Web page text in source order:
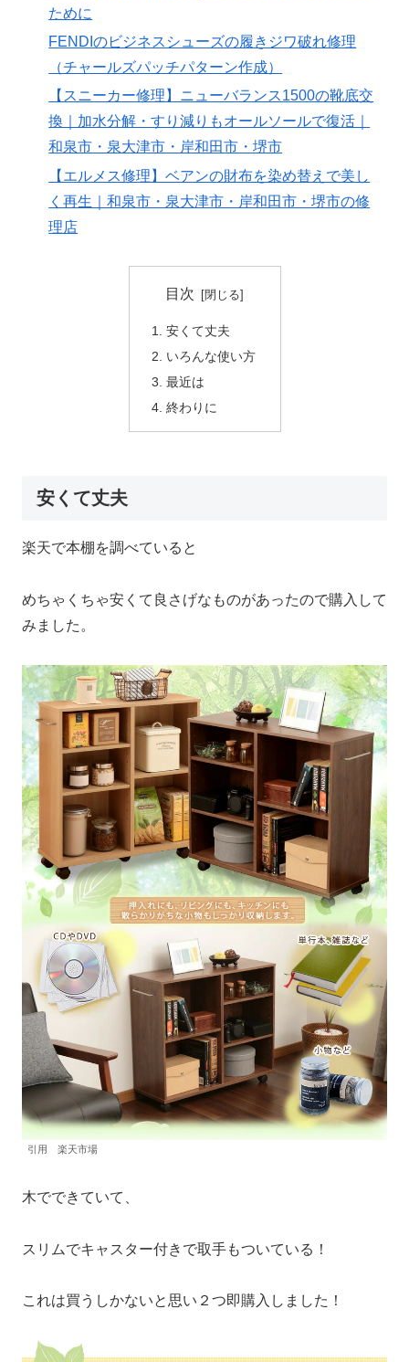
ために
FENDIのビジネスシューズの履きジワ破れ修理
（チャールズパッチパターン作成）
【スニーカー修理】ニューバランス1500の靴底交
換｜加水分解・すり減りもオールソールで復活｜
和泉市・泉大津市・岸和田市・堺市
【エルメス修理】ベアンの財布を染め替えで美し
く再生｜和泉市・泉大津市・岸和田市・堺市の修
理店
目次
安くて丈夫
いろんな使い方
最近は
終わりに
安くて丈夫
楽天で本棚を調べていると
めちゃくちゃ安くて良さげなものがあったので購入して
みました。
引用 楽天市場
木でできていて、
スリムでキャスター付きで取手もついている！
これは買うしかないと思い２つ即購入しました！